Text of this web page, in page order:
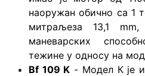
наоружан обично са 1
митраљеза 13,1
маневарских
тежине у односу на
Bf 109 K - Модел К је